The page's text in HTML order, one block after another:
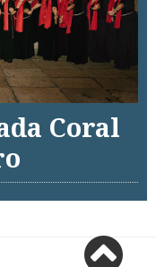
Coral